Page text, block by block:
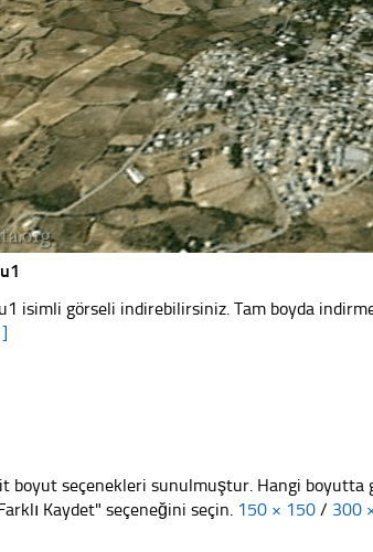
isimli görseli indirebilirsiniz. Tam boyda
boyut seçenekleri sunulmuştur. Hangi boyutta
Kaydet" seçeneğini seçin. 150 × 150 / 300